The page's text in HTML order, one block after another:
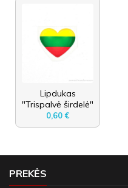
Lipdukas
"Trispalvė širdelė"
0,60 €
PREKĖS